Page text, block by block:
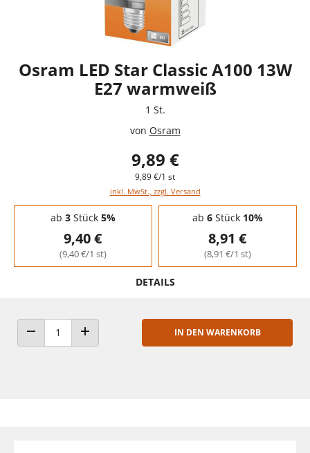
Osram LED Star Classic A100 13W
E27 warmweiß
1 St.
von Osram
9,89 €
9,89 €/1 st
inkl. MwSt., zzgl. Versand
Staffelpreise - Mengenrabatt
ab 3Stück 5%
9,40 €
(9,40 €/1 st)
ab 6Stück 10%
8,91 €
(8,91 €/1 st)
DETAILS
ANZAHL VERRINGERNANZAHL ERHÖHEN
IN DEN WARENKORB